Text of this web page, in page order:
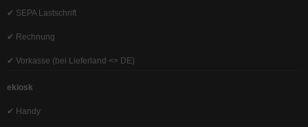
✔ SEPA Lastschrift
✔ Rechnung
✔ Vorkasse (bei Lieferland <> DE)
ekiosk
✔ Handy